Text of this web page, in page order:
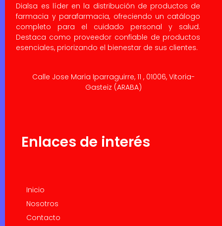
Dialsa es líder en la distribución de productos de
farmacia y parafarmacia, ofreciendo un catálogo
completo para el cuidado personal y salud.
Destaca como proveedor confiable de productos
esenciales, priorizando el bienestar de sus clientes.
Calle Jose Maria Iparraguirre, 11 , 01006, Vitoria-
Gasteiz (ARABA)
Enlaces de interés
Inicio
Nosotros
Contacto